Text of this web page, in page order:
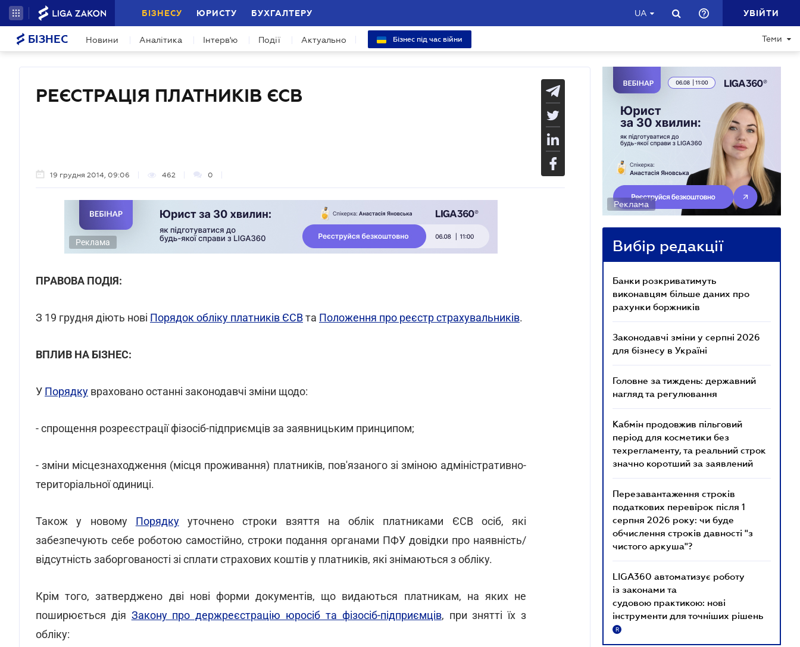
БІЗНЕСУ ЮРИСТУ БУХГАЛТЕРУ UA УВІЙТИ
БІЗНЕС Новини Аналітика Інтерв'ю Події Актуально Бізнес під час війни Теми
РЕЄСТРАЦІЯ ПЛАТНИКІВ ЄСВ
19 грудня 2014, 09:06 462 0
Реклама
ПРАВОВА ПОДІЯ:
З 19 грудня діють нові Порядок обліку платників ЄСВта Положення про реєстр страхувальників.
ВПЛИВ НА БІЗНЕС:
У Порядку враховано останні законодавчі зміни щодо:
- спрощення розреєстрації фізосіб-підприємців за заявницьким принципом;
- зміни місцезнаходження (місця проживання) платників, пов'язаного зі зміною адміністративно-
територіальної одиниці.
Також у новому Порядкууточнено строки взяття на облік платниками ЄСВ осіб, які
забезпечують себе роботою самостійно, строки подання органами ПФУ довідки про наявність/
відсутність заборгованості зі сплати страхових коштів у платників, які знімаються з обліку.
Крім того, затверджено дві нові форми документів, що видаються платникам, на яких не
поширюється дія Закону про держреєстрацію юросіб та фізосіб-підприємців, при знятті їх з
обліку:
Реклама
Вибір редакції
Банки розкриватимуть
виконавцям більше даних про
рахунки боржників
Законодавчі зміни у серпні 2026
для бізнесу в Україні
Головне за тиждень: державний
нагляд та регулювання
Кабмін продовжив пільговий
період для косметики без
техрегламенту, та реальний строк
значно коротший за заявлений
Перезавантаження строків
податкових перевірок після 1
серпня 2026 року: чи буде
обчислення строків давності "з
чистого аркуша"?
LIGA360 автоматизує роботу
із законами та
судовою практикою: нові
інструменти для точніших рішень
R